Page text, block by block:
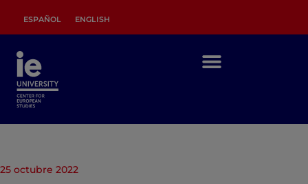
ESPAÑOL ENGLISH
25 octubre 2022